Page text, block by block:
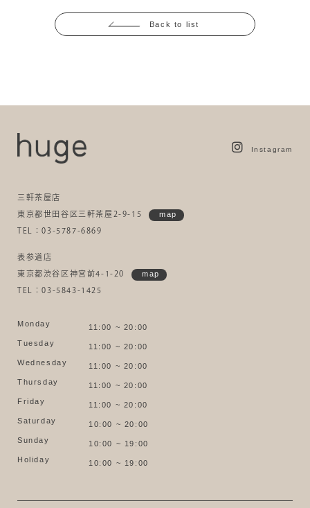
Back to list
Instagram
三軒茶屋店
東京都世田谷区三軒茶屋2-9-15 map
TEL：03-5787-6869
表参道店
東京都渋谷区神宮前4-1-20 map
TEL：03-5843-1425
Monday
11:00 ~ 20:00
Tuesday
11:00 ~ 20:00
Wednesday
11:00 ~ 20:00
Thursday
11:00 ~ 20:00
Friday
11:00 ~ 20:00
Saturday
10:00 ~ 20:00
Sunday
10:00 ~ 19:00
Holiday
10:00 ~ 19:00